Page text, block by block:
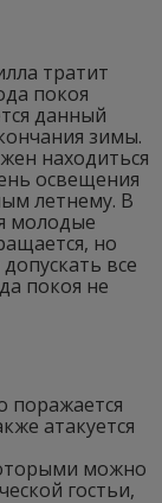
тратит
покоя
данный
зимы.
находиться
освещения
летнему. В
молодые
но
все
покоя не
поражается
атакуется
можно
гостьи,